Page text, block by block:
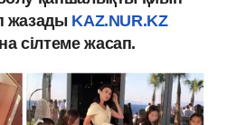
жазады KAZ.NUR.KZ
сілтеме жасап.